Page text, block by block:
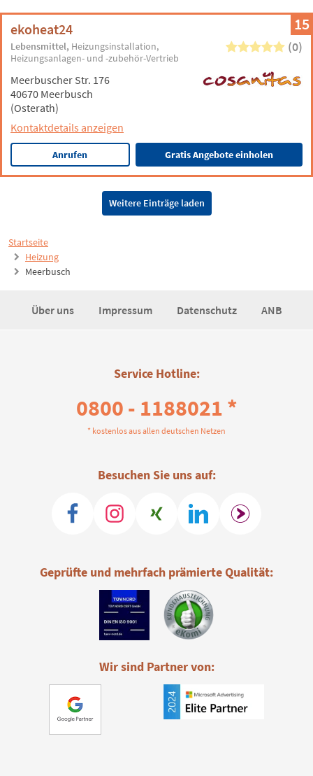
Startseite
Heizung
Meerbusch
15
ekoheat24
Lebensmittel Heizungsinstallation
Heizungsanlagen- und -zubehör-Vertrieb
(0)
Meerbuscher Str. 176
40670 Meerbusch
(Osterath)
Kontaktdetails anzeigen
Anrufen Gratis Angebote einholen
Weitere Einträge laden
Über uns Impressum Datenschutz ANB
Service Hotline:
0800 - 1188021 *
* kostenlos aus allen deutschen Netzen
Besuchen Sie uns auf:
Geprüfte und mehrfach prämierte Qualität:
Wir sind Partner von: